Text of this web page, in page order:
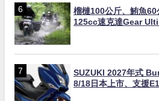
榴槤100公斤、鮪魚
125cc速克達Gear
SUZUKI 2027年式
8/18日本上市、支援